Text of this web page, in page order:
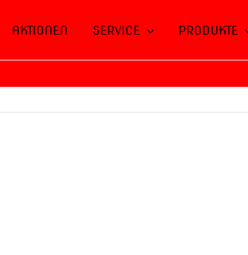
AKTIONEN SERVICE PRODUKTE